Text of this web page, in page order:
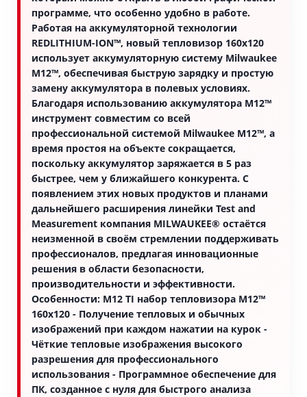
программе, что особенно удобно в работе.
Работая на аккумуляторной технологии
REDLITHIUM-ION™, новый тепловизор 160x120
использует аккумуляторную систему Milwaukee
M12™, обеспечивая быструю зарядку и простую
замену аккумулятора в полевых условиях.
Благодаря использованию аккумулятора M12™
инструмент совместим со всей
профессиональной системой Milwaukee M12™, а
время простоя на объекте сокращается,
поскольку аккумулятор заряжается в 5 раз
быстрее, чем у ближайшего конкурента. С
появлением этих новых продуктов и планами
дальнейшего расширения линейки Test and
Measurement компания MILWAUKEE® остаётся
неизменной в своём стремлении поддерживать
профессионалов, предлагая инновационные
решения в области безопасности,
производительности и эффективности.
Особенности: M12 TI набор тепловизора M12™
160x120 - Получение тепловых и обычных
изображений при каждом нажатии на курок -
Чёткие тепловые изображения высокого
разрешения для профессионального
использования - Программное обеспечение для
ПК, созданное с нуля для быстрого анализа